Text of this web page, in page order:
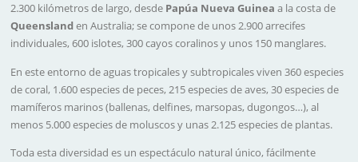
2.300 kilómetros de largo, desde Papúa Nueva Guinea a la costa de
Queenslanden Australia; se compone de unos 2.900 arrecifes
individuales, 600 islotes, 300 cayos coralinos y unos 150 manglares.
En este entorno de aguas tropicales y subtropicales viven 360 especies
de coral, 1.600 especies de peces, 215 especies de aves, 30 especies de
mamíferos marinos (ballenas, delfines, marsopas, dugongos…), al
menos 5.000 especies de moluscos y unas 2.125 especies de plantas.
Toda esta diversidad es un espectáculo natural único, fácilmente